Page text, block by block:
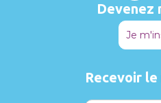
Devenez
Je
Recevoir le